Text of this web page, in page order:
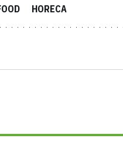
HORECA